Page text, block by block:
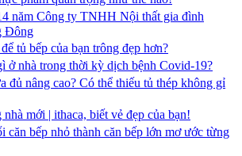
năm Công ty TNHH Nội thất gia đình
Đông
tủ bếp của bạn trông đẹp hơn?
ở nhà trong thời kỳ dịch bệnh Covid-19?
đủ nâng cao? Có thể thiếu tủ thép không gỉ
mới | ithaca, biết vẻ đẹp của bạn!
căn bếp nhỏ thành căn bếp lớn mơ ước từng